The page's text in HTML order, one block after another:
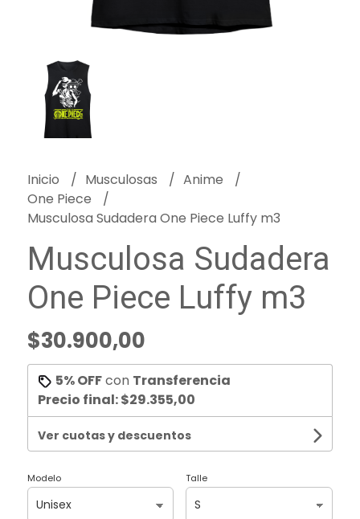
Inicio Musculosas
Anime
One Piece
Musculosa Sudadera One Piece Luffy m3
Musculosa Sudadera
One Piece Luffy m3
$30.900,00
5% OFFcon Transferencia
Precio final:$29.355,00
Ver cuotas y descuentos
Modelo Talle